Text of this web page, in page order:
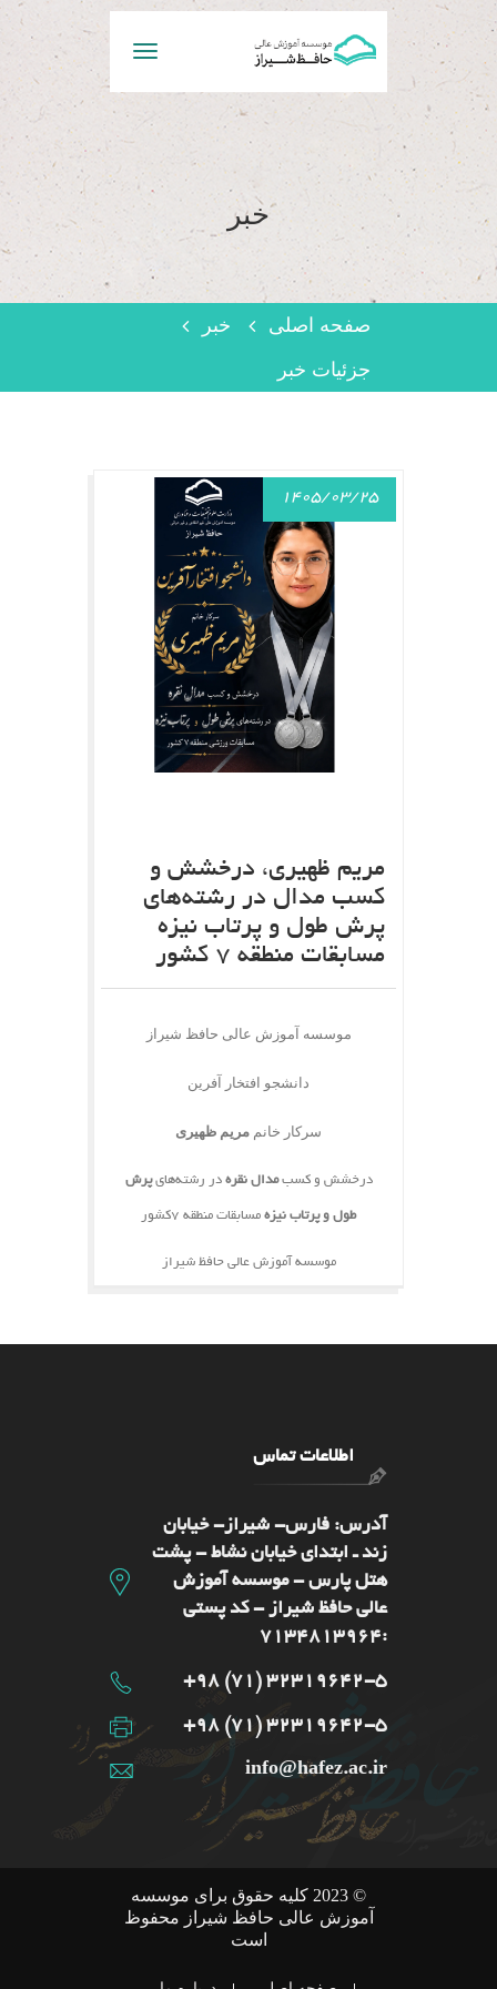
Toggle
navigation
خبر
صفحه اصلی
خبر
جزئیات خبر
1405/03/25
مریم ظهیری، درخشش و
کسب مدال در رشته‌های
پرش طول و پرتاب نیزه
مسابقات منطقه 7 کشور
موسسه آموزش عالی حافظ شیراز
دانشجو افتخار آفرین
سرکار خانم مریم ظهیری
درخشش و کسبمدال نقره در رشته‌هایپرش
طول و پرتاب نیزه مسابقات منطقه 7کشور
موسسه آموزش عالی حافظ شیراز
اطلاعات تماس
آدرس: فارس- شيراز- خیابان
زند ـ ابتدای خیابان نشاط - پشت
هتل پارس - موسسه آموزش
عالی حافظ شیراز - کد پستی
:7134813964
32319642-5 (71) 98+
32319642-5 (71) 98+
info@hafez.ac.ir
© 2023 کلیه حقوق برای موسسه
آموزش عالی حافظ شیراز محفوظ
است